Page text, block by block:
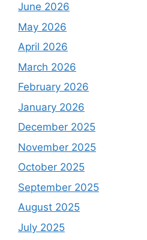
June 2026
May 2026
April 2026
March 2026
February 2026
January 2026
December 2025
November 2025
October 2025
September 2025
August 2025
July 2025